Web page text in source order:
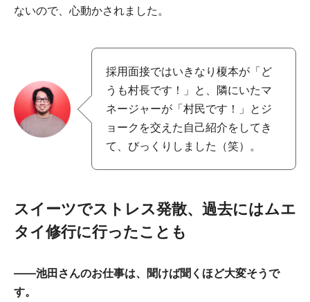
ないので、心動かされました。
採用面接ではいきなり榎本が「ど
うも村長です！」と、隣にいたマ
ネージャーが「村民です！」とジ
ョークを交えた自己紹介をしてき
て、びっくりしました（笑）。
スイーツでストレス発散、過去にはムエ
タイ修行に行ったことも
――池田さんのお仕事は、聞けば聞くほど大変そうで
す。